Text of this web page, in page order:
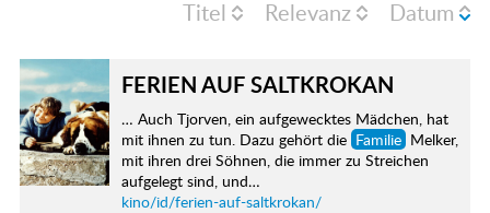
Titel Relevanz Datum
FERIEN AUF SALTKROKAN
… Auch Tjorven, ein aufgewecktes Mädchen, hat
mit ihnen zu tun. Dazu gehört die Familie Melker,
mit ihren drei Söhnen, die immer zu Streichen
aufgelegt sind, und…
kino/id/ferien-auf-saltkrokan/